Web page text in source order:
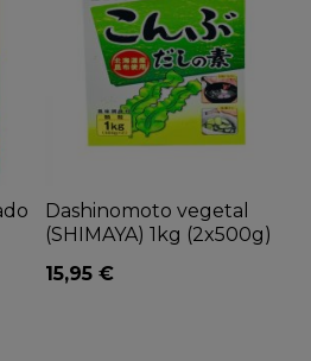
Dashinomoto vegetal
(SHIMAYA) 1kg (2x500g)
15,95 €